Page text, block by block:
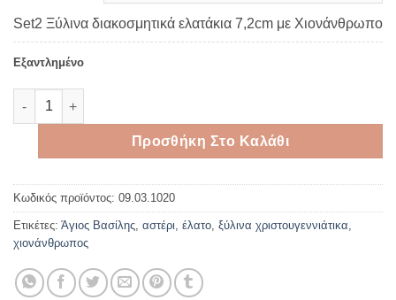
Set2 Ξύλινα διακοσμητικά ελατάκια 7,2cm με Χιονάνθρωπο
Εξαντλημένο
Ξύλινες χριστουγεννιάτικες φιγούρες σετ2 ποσότητα
Προσθήκη Στο Καλάθι
Κωδικός προϊόντος: 09.03.1020
Ετικέτες: Άγιος Βασίλης αστέρι έλατο ξύλινα χριστουγεννιάτικα
χιονάνθρωπος